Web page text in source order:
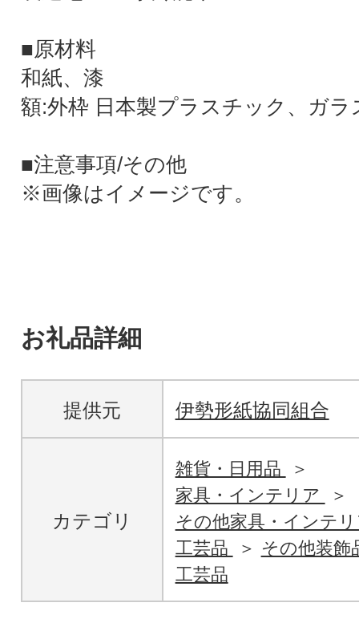
■原材料
和紙、漆
額:外枠 日本製プラスチック、ガラ
■注意事項/その他
※画像はイメージです。
お礼品詳細
提供元 伊勢形紙協同組合
カテゴリ
雑貨・日用品
家具・インテリア
その他家具・インテ
工芸品
その他装飾
工芸品